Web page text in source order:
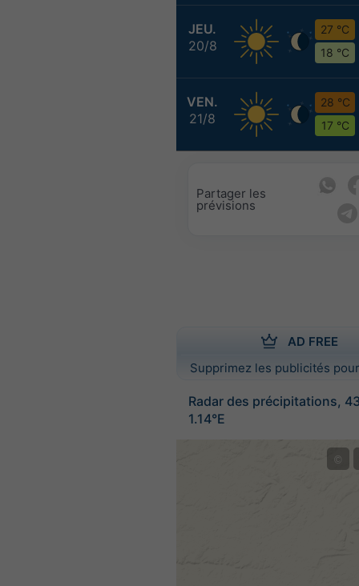
JEU.
20/8
27 °C
18 °C
VEN.
21/8
28 °C
17 °C
Partager les
prévisions
AD FREE
Supprimez les publicités
Radar des précipitations,
1.14°E
©